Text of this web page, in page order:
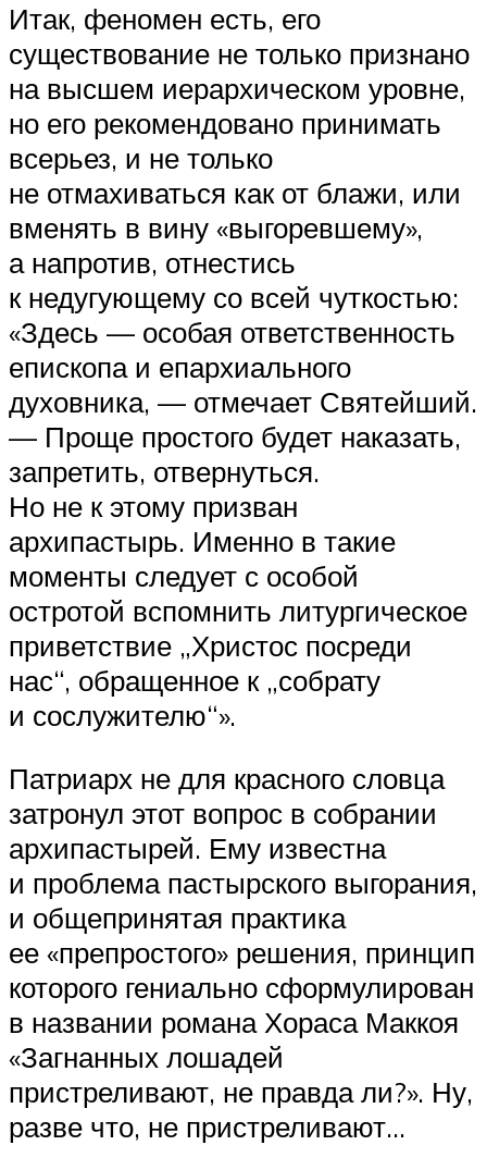
Итак, феномен есть, его
существование не только признано
на высшем иерархическом уровне,
но его рекомендовано принимать
всерьез, и не только
не отмахиваться как от блажи, или
вменять в вину «выгоревшему»,
а напротив, отнестись
к недугующему со всей чуткостью:
«Здесь — особая ответственность
епископа и епархиального
духовника, — отмечает Святейший.
— Проще простого будет наказать,
запретить, отвернуться.
Но не к этому призван
архипастырь. Именно в такие
моменты следует с особой
остротой вспомнить литургическое
приветствие „Христос посреди
нас“, обращенное к „собрату
и сослужителю“».
Патриарх не для красного словца
затронул этот вопрос в собрании
архипастырей. Ему известна
и проблема пастырского выгорания,
и общепринятая практика
ее «препростого» решения, принцип
которого гениально сформулирован
в названии романа Хораса Маккоя
«Загнанных лошадей
пристреливают, не правда ли?». Ну,
разве что, не пристреливают…